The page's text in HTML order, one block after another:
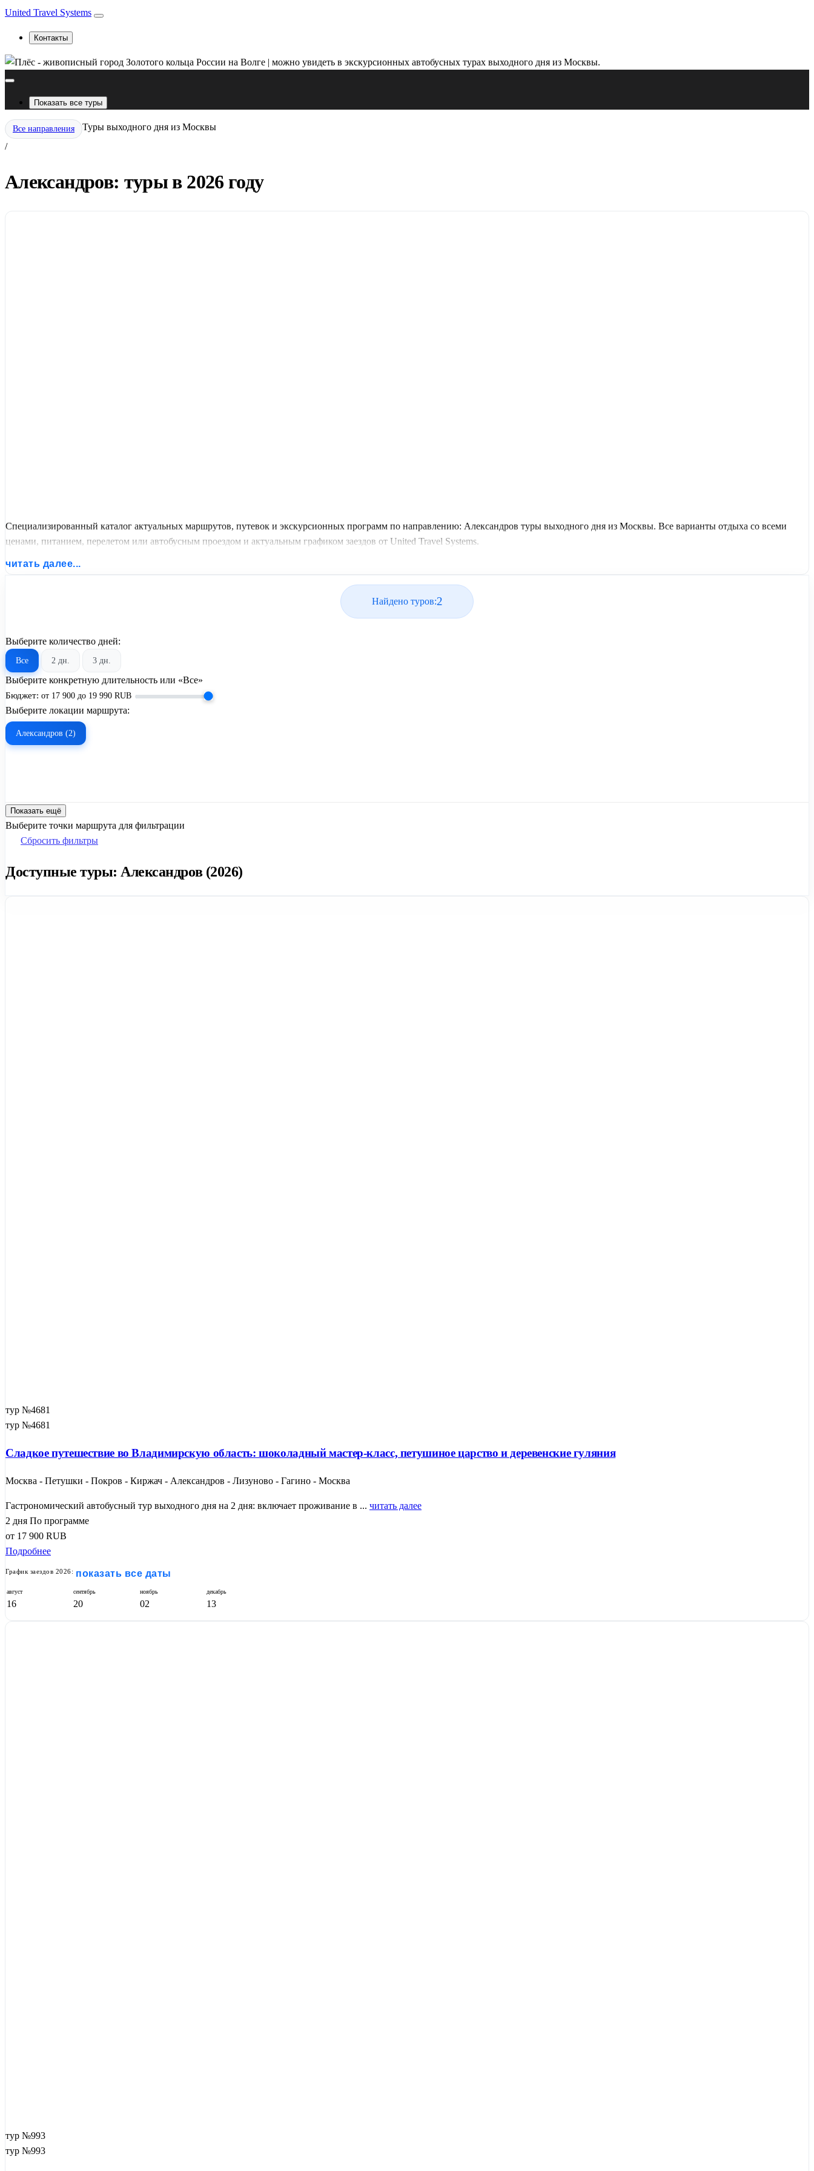
United Travel Systems
Контакты
Показать все туры
Все направления
/
Туры выходного дня из Москвы
Александров: туры в 2026 году
Специализированный каталог актуальных маршрутов, путевок и экскурсионных программ по направлению: Александров туры выходного дня из Москвы. Все варианты отдыха со всеми
ценами, питанием, перелетом или автобусным проездом и актуальным графиком заездов от United Travel Systems.
читать далее...
Найдено туров:2
Выберите количество дней:
Все 2 дн. 3 дн.
Выберите конкретную длительность или «Все»
Бюджет: от 17 900 до 19 990 RUB
Выберите локации маршрута:
Александров (2)
Показать ещё
Выберите точки маршрута для фильтрации
Сбросить фильтры
Доступные туры: Александров (2026)
тур №4681
тур №4681
Сладкое путешествие во Владимирскую область: шоколадный мастер-класс, петушиное царство и деревенские гуляния
Москва - Петушки - Покров - Киржач - Александров - Лизуново - Гагино - Москва
Гастрономический автобусный тур выходного дня на 2 дня: включает проживание в ... читать далее
2 дня По программе
от 17 900 RUB
Подробнее
График заездов 2026: показать все даты
август
16
сентябрь
20
ноябрь
02
декабрь
13
тур №993
тур №993